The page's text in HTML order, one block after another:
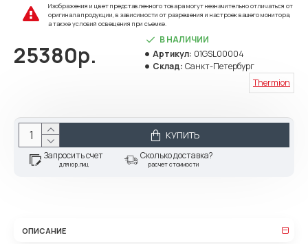
Изображения и цвет представленного товара могут незначительно отличаться от
оригинала продукции, в зависимости от разрешения и настроек вашего монитора,
а также условий освещения при съемке.
25380р.
В НАЛИЧИИ
Артикул: 01GSL00004
Склад: Санкт-Петербург
Thermion
КУПИТЬ
Запросить счет
для юр.лиц
Сколько доставка?
расчет стоимости
ОПИСАНИЕ